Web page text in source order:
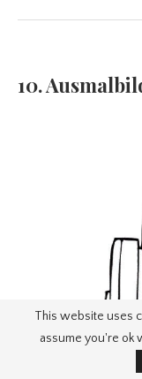
10.
This website uses
assume you're ok